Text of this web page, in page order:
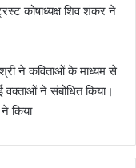
कोषाध्यक्ष शिव शंकर ने
श्री ने कविताओं के माध्यम से
वक्ताओं ने संबोधित किया।
किया